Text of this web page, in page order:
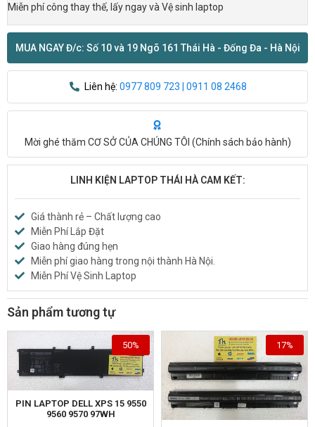
Miễn phí công thay thế, lấy ngay và Vệ sinh laptop
MUA NGAY Đ/c: Số 10 và 19 Ngõ 161 Thái Hà - Đống Đa - Hà Nội
Liên hệ: 0977 809 723 | 0911 08 2468
Mời ghé thăm CƠ SỞ CỦA CHÚNG TÔI (Chính sách bảo hành)
LINH KIỆN LAPTOP THÁI HÀ CAM KẾT:
Giá thành rẻ – Chất lượng cao
Miễn Phí Lắp Đặt
Giao hàng đúng hẹn
Miễn phí giao hàng trong nội thành Hà Nội.
Miễn Phí Vệ Sinh Laptop
Sản phẩm tương tự
PIN LAPTOP DELL XPS 15 9550
9560 9570 97WH
50% 17%